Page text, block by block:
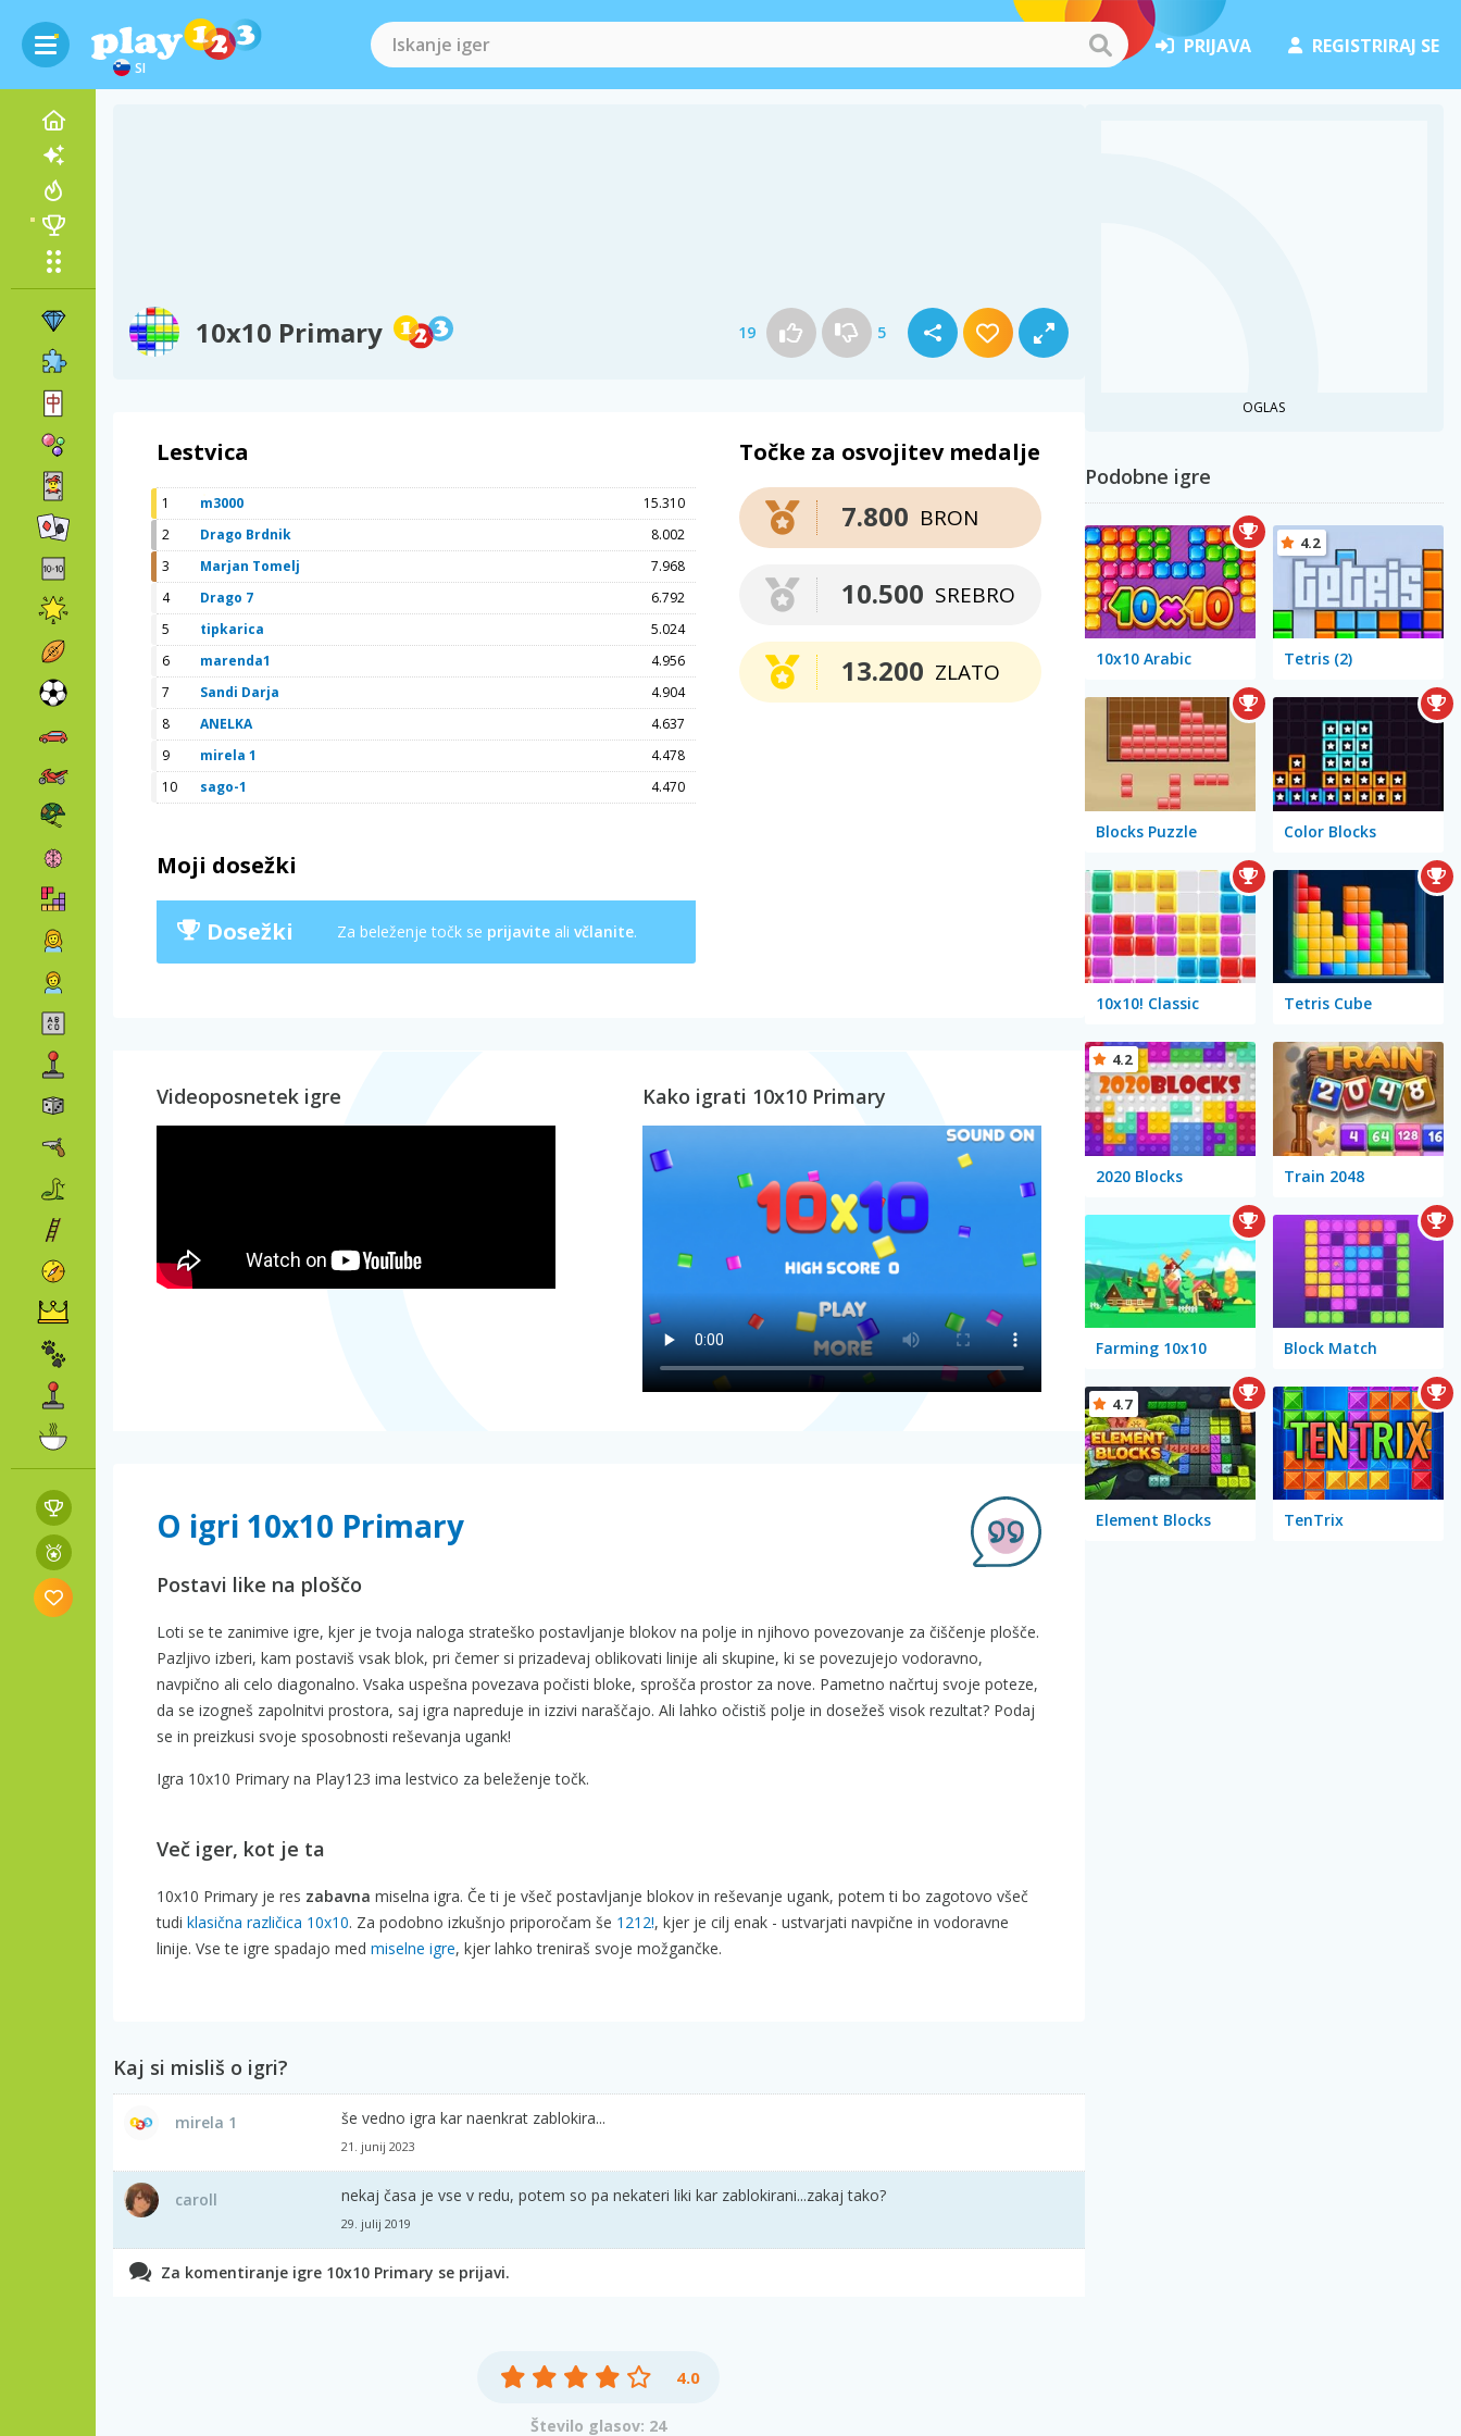
SI
PRIJAVA REGISTRIRAJ SE
10x10 Primary 19 5
Lestvica
1 m3000
15.310
2
Drago Brdnik
8.002
3
Marjan Tomelj
7.968
4
Drago 7
6.792
5
tipkarica
5.024
6
marenda1
4.956
7
Sandi Darja
4.904
8
ANELKA
4.637
9
mirela 1
4.478
10
sago-1 4.470
Moji dosežki
Dosežki Za beleženje točk se prijavite ali včlanite.
Točke za osvojitev medalje
BRON
7.800
SREBRO
10.500
ZLATO
13.200
Videoposnetek igre Kako igrati 10x10 Primary
O igri 10x10 Primary
Postavi like na ploščo
Loti se te zanimive igre, kjer je tvoja naloga strateško postavljanje blokov na polje in njihovo povezovanje za čiščenje plošče.
Pazljivo izberi, kam postaviš vsak blok, pri čemer si prizadevaj oblikovati linije ali skupine, ki se povezujejo vodoravno,
navpično ali celo diagonalno. Vsaka uspešna povezava počisti bloke, sprošča prostor za nove. Pametno načrtuj svoje poteze,
da se izogneš zapolnitvi prostora, saj igra napreduje in izzivi naraščajo. Ali lahko očistiš polje in dosežeš visok rezultat? Podaj
se in preizkusi svoje sposobnosti reševanja ugank!
Igra 10x10 Primary na Play123 ima lestvico za beleženje točk.
Več iger, kot je ta
10x10 Primary je res zabavna miselna igra. Če ti je všeč postavljanje blokov in reševanje ugank, potem ti bo zagotovo všeč
tudi klasična različica 10x10. Za podobno izkušnjo priporočam še 1212!, kjer je cilj enak - ustvarjati navpične in vodoravne
linije. Vse te igre spadajo med miselne igre, kjer lahko treniraš svoje možgančke.
Kaj si misliš o igri?
mirela 1 še vedno igra kar naenkrat zablokira...
21. junij 2023
caroll nekaj časa je vse v redu, potem so pa nekateri liki kar zablokirani...zakaj tako?
29. julij 2019
Za komentiranje igre 10x10 Primary se prijavi.
4.0
Število glasov: 24
OGLAS
Podobne igre
10x10 Arabic Tetris (2)
4.2
Blocks Puzzle Color Blocks
10x10! Classic Tetris Cube
2020 Blocks
4.2
Train 2048
Farming 10x10 Block Match
Element Blocks
4.7
TenTrix